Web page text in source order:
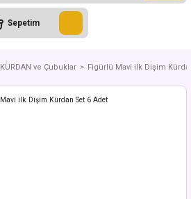
Sepetim
KÜRDAN ve Çubuklar Figürlü Mavi ilk Dişim